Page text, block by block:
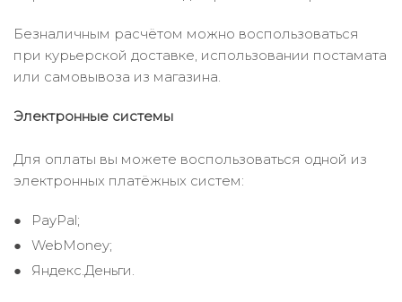
Безналичным расчётом можно воспользоваться
при курьерской доставке, использовании постамата
или самовывоза из магазина.
Электронные системы
Для оплаты вы можете воспользоваться одной из
электронных платёжных систем:
PayPal;
WebMoney;
Яндекс.Деньги.